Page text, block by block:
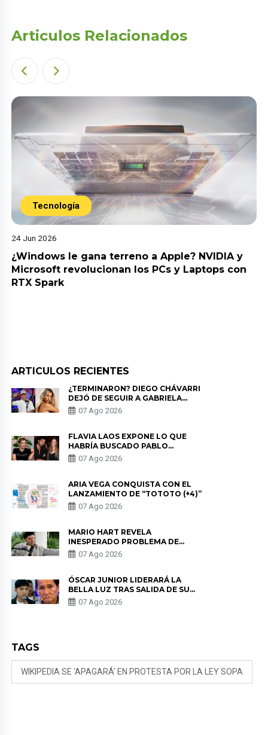
Articulos Relacionados
Tecnología
24 Jun 2026
¿Windows le gana terreno a Apple? NVIDIA y
Microsoft revolucionan los PCs y Laptops con
RTX Spark
ARTICULOS RECIENTES
¿TERMINARON? DIEGO CHÁVARRI
DEJÓ DE SEGUIR A GABRIELA
HERRERA Y ANUNCIA SU SALIDA
DE PÓDCAST
07 Ago 2026
FLAVIA LAOS EXPONE LO QUE
HABRÍA BUSCADO PABLO
HEREDIA CON ALE FULLER: “UNA
DE LAS PARTES QUERÍA EL
07 Ago 2026
ARIA VEGA CONQUISTA CON EL
LANZAMIENTO DE “TOTOTO (+4)”
07 Ago 2026
MARIO HART REVELA
INESPERADO PROBLEMA DE
SALUD ANTES DE SEPARARSE DE
KORINA: “ME ENCONTRARON UN
07 Ago 2026
ÓSCAR JUNIOR LIDERARÁ LA
BELLA LUZ TRAS SALIDA DE SU
PADRE POR POLÉMICA CON
NALDY SALDAÑA
07 Ago 2026
TAGS
WIKIPEDIA SE 'APAGARÁ' EN PROTESTA POR LA LEY SOPA